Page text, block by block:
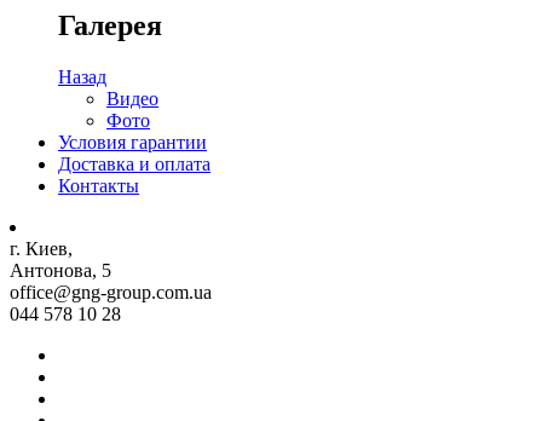
Галерея
Назад
Видео
Фото
Условия гарантии
Доставка и оплата
Контакты
г. Киев,
Антонова, 5
office@gng-group.com.ua
044 578 10 28